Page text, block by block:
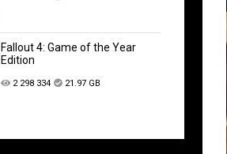
Fallout 4: Game of the Year
Edition
2 298 334 21.97 GB